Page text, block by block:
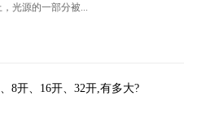
光源的一部分被...
8开、16开、32开,有多大?